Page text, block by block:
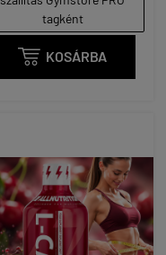
tagként
 KOSÁRBA